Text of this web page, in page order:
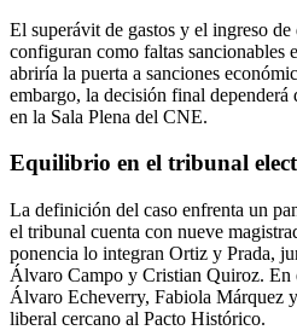
El superávit de gastos y el ingreso
configuran como faltas sancionables
abriría la puerta a sanciones
embargo, la decisión final dependerá
en la Sala Plena del CNE.
Equilibrio en el tribunal
La definición del caso enfrenta un
el tribunal cuenta con nueve
ponencia lo integran Ortiz y Prada,
Álvaro Campo y Cristian Quiroz. En
Álvaro Echeverry, Fabiola Márquez
liberal cercano al Pacto Histórico.